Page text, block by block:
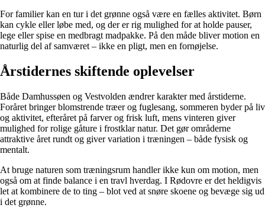
For familier kan en tur i det grønne også være en fælles aktivitet. Børn
kan cykle eller løbe med, og der er rig mulighed for at holde pauser,
lege eller spise en medbragt madpakke. På den måde bliver motion en
naturlig del af samværet – ikke en pligt, men en fornøjelse.
Årstidernes skiftende oplevelser
Både Damhussøen og Vestvolden ændrer karakter med årstiderne.
Foråret bringer blomstrende træer og fuglesang, sommeren byder på liv
og aktivitet, efteråret på farver og frisk luft, mens vinteren giver
mulighed for rolige gåture i frostklar natur. Det gør områderne
attraktive året rundt og giver variation i træningen – både fysisk og
mentalt.
At bruge naturen som træningsrum handler ikke kun om motion, men
også om at finde balance i en travl hverdag. I Rødovre er det heldigvis
let at kombinere de to ting – blot ved at snøre skoene og bevæge sig ud
i det grønne.